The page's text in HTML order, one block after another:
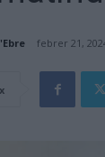
febrer 21,